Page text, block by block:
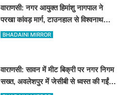
वाराणसी: नगर आयुक्त हिमांशु नागपाल ने
परखा कांवड़ मार्ग, टाउनहाल से विश्वनाथ
मंदिर तक किया पैदल और गोल्फ कार्ट से
BHADAINI MIRROR
वाराणसी: सावन में मीट बिक्री पर नगर निगम
सख्त, अवलेशपुर में जेसीबी से ध्वस्त की गईं
12 दुकानें